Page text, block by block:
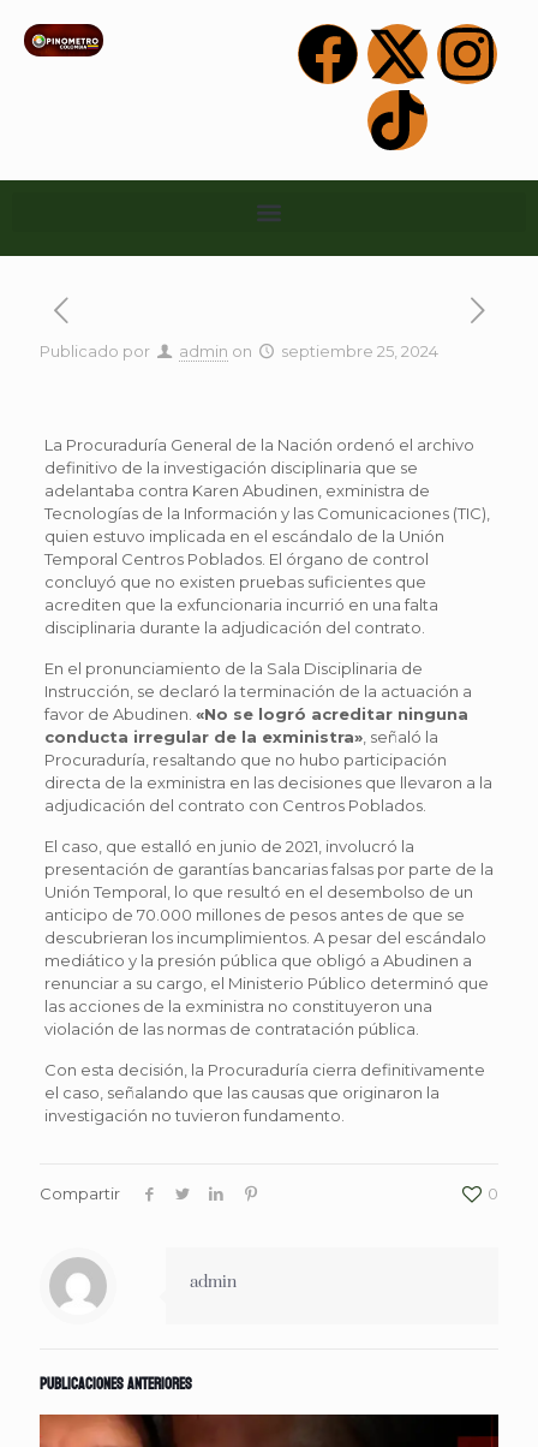
Publicado por admin on septiembre 25, 2024
La Procuraduría General de la Nación ordenó el archivo
definitivo de la investigación disciplinaria que se
adelantaba contra Karen Abudinen, exministra de
Tecnologías de la Información y las Comunicaciones (TIC),
quien estuvo implicada en el escándalo de la Unión
Temporal Centros Poblados. El órgano de control
concluyó que no existen pruebas suficientes que
acrediten que la exfuncionaria incurrió en una falta
disciplinaria durante la adjudicación del contrato.
En el pronunciamiento de la Sala Disciplinaria de
Instrucción, se declaró la terminación de la actuación a
favor de Abudinen. «No se logró acreditar ninguna
conducta irregular de la exministra», señaló la
Procuraduría, resaltando que no hubo participación
directa de la exministra en las decisiones que llevaron a la
adjudicación del contrato con Centros Poblados.
El caso, que estalló en junio de 2021, involucró la
presentación de garantías bancarias falsas por parte de la
Unión Temporal, lo que resultó en el desembolso de un
anticipo de 70.000 millones de pesos antes de que se
descubrieran los incumplimientos. A pesar del escándalo
mediático y la presión pública que obligó a Abudinen a
renunciar a su cargo, el Ministerio Público determinó que
las acciones de la exministra no constituyeron una
violación de las normas de contratación pública.
Con esta decisión, la Procuraduría cierra definitivamente
el caso, señalando que las causas que originaron la
investigación no tuvieron fundamento.
Compartir 0
admin
Publicaciones anteriores